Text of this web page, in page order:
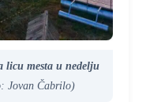
licu mesta u nedelju
Jovan Čabrilo)